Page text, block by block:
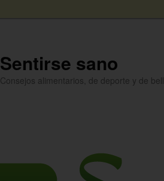
Sentirse sano
Consejos alimentarios, de deporte y de